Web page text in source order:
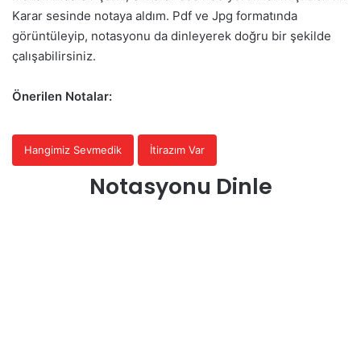
Karar sesinde notaya aldım. Pdf ve Jpg formatında
görüntüleyip, notasyonu da dinleyerek doğru bir şekilde
çalışabilirsiniz.
Önerilen Notalar:
Hangimiz Sevmedik İtirazım Var
Notasyonu Dinle